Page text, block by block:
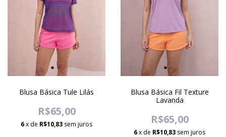
Blusa Básica Tule Lilás
R$65,00
6x de R$10,83 sem juros
Blusa Básica Fil Texture
Lavanda
R$65,00
6x de R$10,83 sem juros